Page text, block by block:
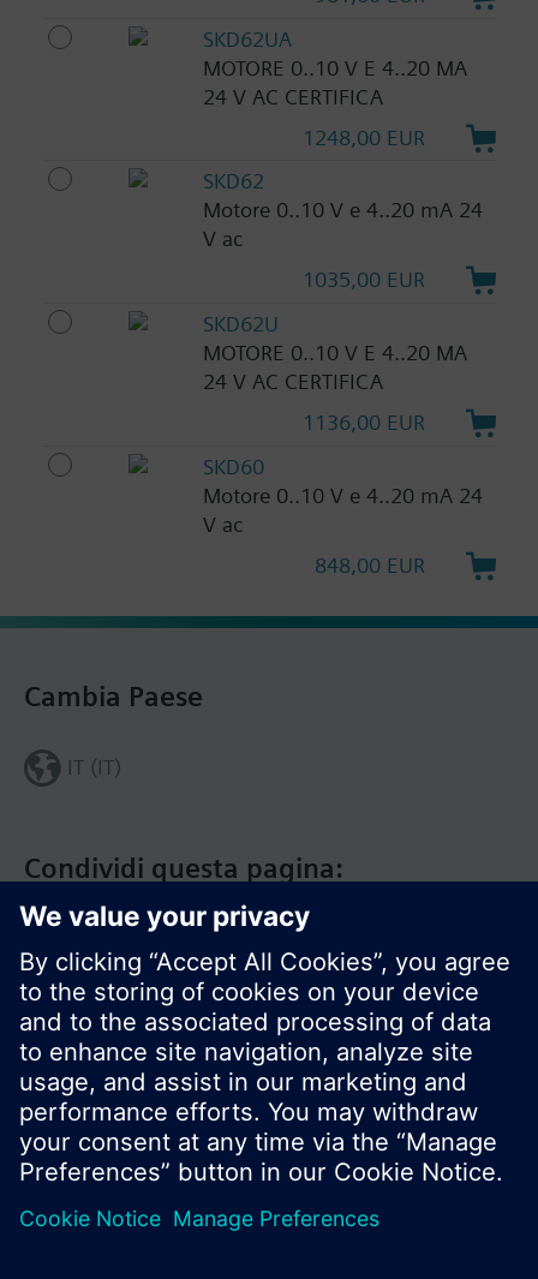
SKD62UA
MOTORE 0..10 V E 4..20 MA
24 V AC CERTIFICA
1248,00 EUR
SKD62
Motore 0..10 V e 4..20 mA 24
V ac
1035,00 EUR
SKD62U
MOTORE 0..10 V E 4..20 MA
24 V AC CERTIFICA
1136,00 EUR
SKD60
Motore 0..10 V e 4..20 mA 24
V ac
848,00 EUR
Condividi questa pagina:
Cambia Paese
IT (IT)
Siemens Italia
I prodotti e i pressi possono variare a seconda del